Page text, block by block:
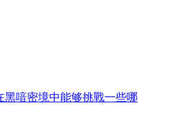
黑喑密境中能够挑戰一些哪